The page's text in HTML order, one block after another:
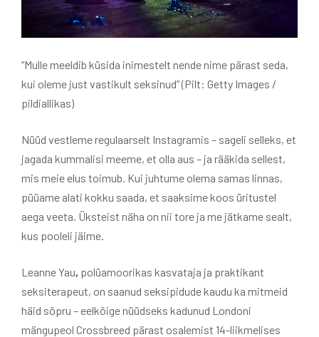
“Mulle meeldib küsida inimestelt nende nime pärast seda,
kui oleme just vastikult seksinud” (Pilt: Getty Images /
pildiallikas)
Nüüd vestleme regulaarselt Instagramis – sageli selleks, et
jagada kummalisi meeme, et olla aus – ja rääkida sellest,
mis meie elus toimub. Kui juhtume olema samas linnas,
püüame alati kokku saada, et saaksime koos üritustel
aega veeta. Üksteist näha on nii tore ja me jätkame sealt,
kus pooleli jäime.
Leanne Yau, polüamoorikas kasvataja ja praktikant
seksiterapeut, on saanud seksipidude kaudu ka mitmeid
häid sõpru – eelkõige nüüdseks kadunud Londoni
mängupeol Crossbreed pärast osalemist 14-liikmelises